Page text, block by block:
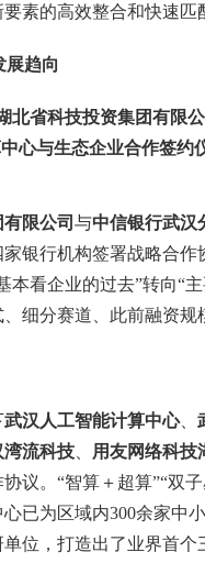
素的高效整合和快速匹
展趋向
北省科技投资集团有限
心与生态企业合作签约
限公司 与中信银行武汉
银行机构签署战略合作
本看企业的过去”转向“
细分赛道、此前融资
武汉人工智能计算中心、
湾流科技 用友网络科技
议。“智算＋超算”“双
已为区域内300余家中
位，打造出了业界首